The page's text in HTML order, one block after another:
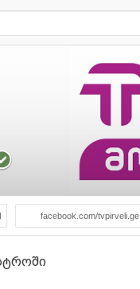
facebook.com/tvpirveli.ge